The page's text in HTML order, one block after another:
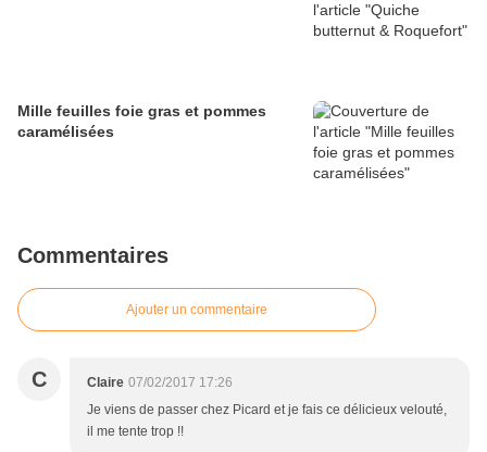
Mille feuilles foie gras et pommes
caramélisées
Commentaires
Ajouter un commentaire
C Claire 07/02/2017 17:26
Je viens de passer chez Picard et je fais ce délicieux velouté,
il me tente trop !!